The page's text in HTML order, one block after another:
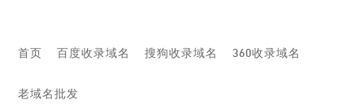
首页 百度收录域名 搜狗收录域名 360收录域名
老域名批发